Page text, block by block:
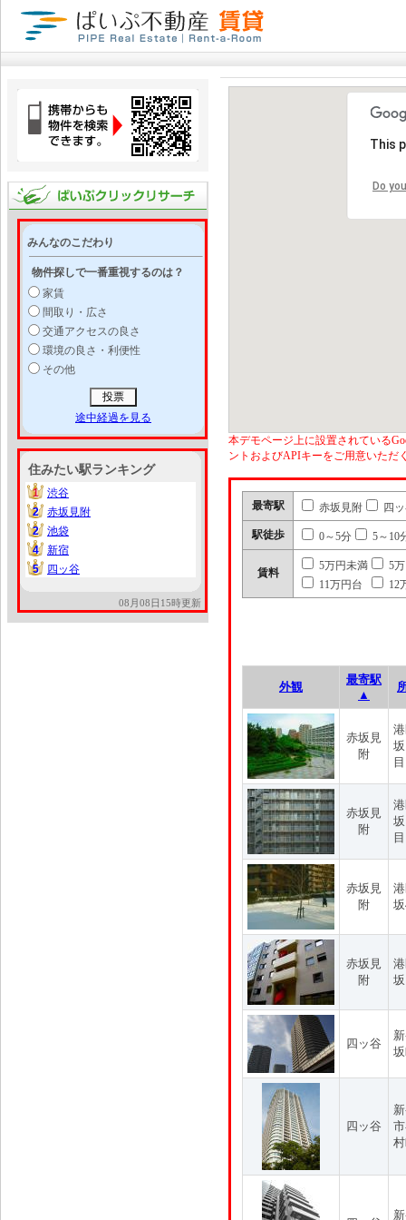
みんなのこだわり
物件探しで一番重視するのは？
家賃
間取り・広さ
交通アクセスの良さ
環境の良さ・利便性
その他
途中経過を見る
住みたい駅ランキング
1
1
渋谷
2
2
赤坂見附
2
2
池袋
4
4
新宿
5
5 四ッ谷
08月08日15時更新
This
Do
本デモページ上に設置されている
ントおよびAPIキーをご用意いただ
最寄駅 赤坂見附 四
駅徒歩 0～5分 5～10
賃料
5万円未満
5
11万円台
12
外観
最寄駅
▲
赤坂見
附
目
赤坂見
附
目
赤坂見
附
赤坂見
附
四ッ谷
四ッ谷